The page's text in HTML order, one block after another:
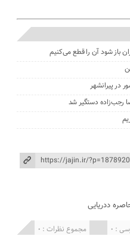
باز شود آن را قطع می‌کنیم
در پیرانشهر
رجب‌زاده دستگیر شد
ددریایی
مجموع نظرات : 0 : 0